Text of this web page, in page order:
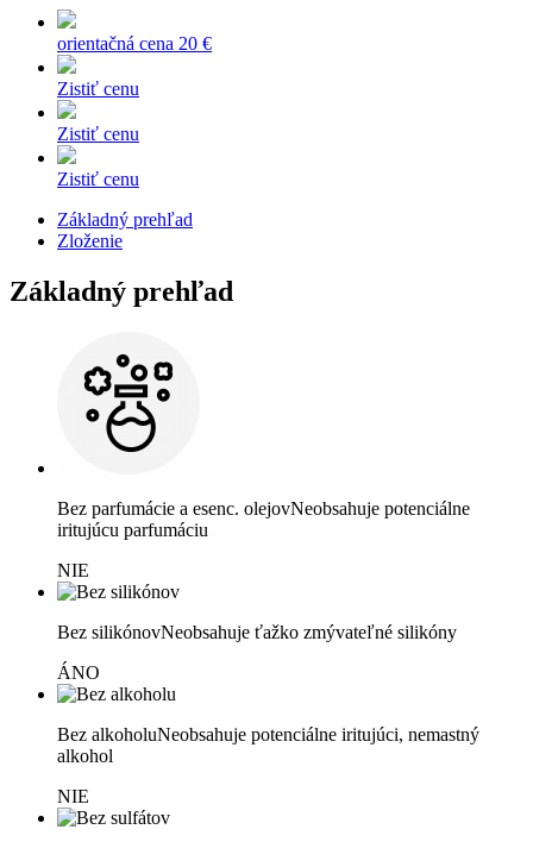
orientačná cena 20 €
Zistiť cenu
Zistiť cenu
Zistiť cenu
Základný prehľad
Zloženie
Základný prehľad
Bez parfumácie a esenc. olejovNeobsahuje potenciálne
iritujúcu parfumáciu
NIE
Bez silikónovNeobsahuje ťažko zmývateľné silikóny
ÁNO
Bez alkoholuNeobsahuje potenciálne iritujúci, nemastný
alkohol
NIE